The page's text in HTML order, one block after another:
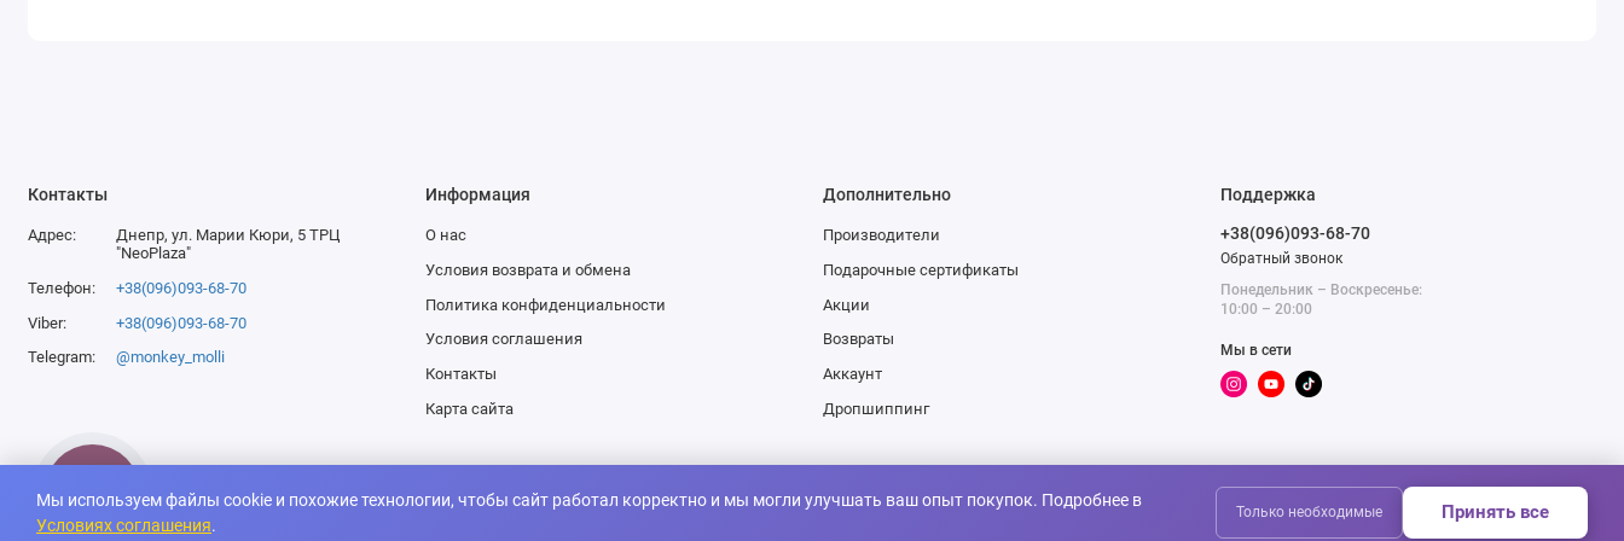
Контакты
Адрес:
Днепр, ул. Марии Кюри, 5 ТРЦ
"NeoPlaza"
Телефон:
+38(096)093-68-70
Viber:
+38(096)093-68-70
Telegram:
@monkey_molli
Информация
О нас
Условия возврата и обмена
Политика конфиденциальности
Условия соглашения
Контакты
Карта сайта
Дополнительно
Производители
Подарочные сертификаты
Акции
Возвраты
Аккаунт
Дропшиппинг
Поддержка
+38(096)093-68-70
Обратный звонок
Понедельник – Воскресенье:
10:00 – 20:00
Мы в сети
Мы используем файлы cookie и похожие технологии, чтобы сайт работал корректно и мы могли улучшать ваш опыт покупок. Подробнее в
Условиях соглашения.
Только необходимые Принять все